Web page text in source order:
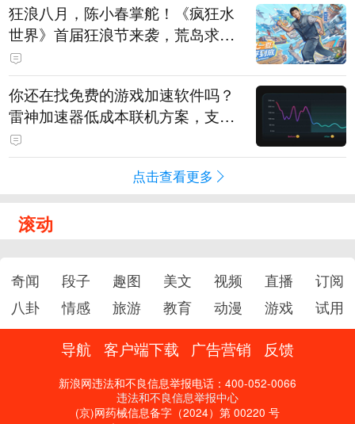
狂浪八月，陈小春掌舵！《疯狂水
世界》首届狂浪节来袭，荒岛求生
直播即将开启
你还在找免费的游戏加速软件吗？
雷神加速器低成本联机方案，支持
免费试用
点击查看更多
滚动
奇闻 段子 趣图 美文 视频 直播
订阅
八卦
情感 旅游 教育 动漫 游戏 试用
导航 客户端下载 广告营销 反馈
新浪网违法和不良信息举报电话：400-052-0066
违法和不良信息举报中心
(京)网药械信息备字（2024）第 00220 号